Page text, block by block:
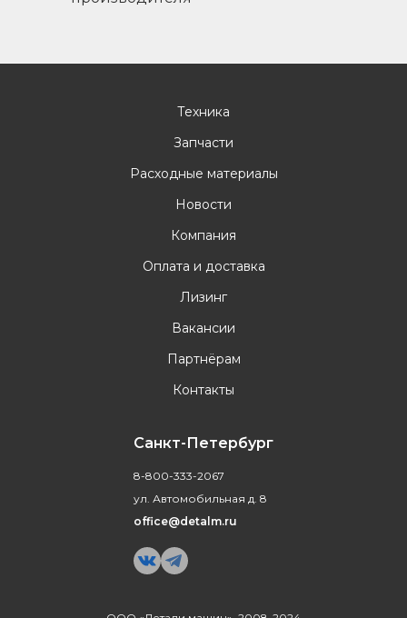
Техника
Запчасти
Расходные материалы
Новости
Компания
Оплата и доставка
Лизинг
Вакансии
Партнёрам
Контакты
Санкт-Петербург
8-800-333-2067
ул. Автомобильная д. 8
office@detalm.ru